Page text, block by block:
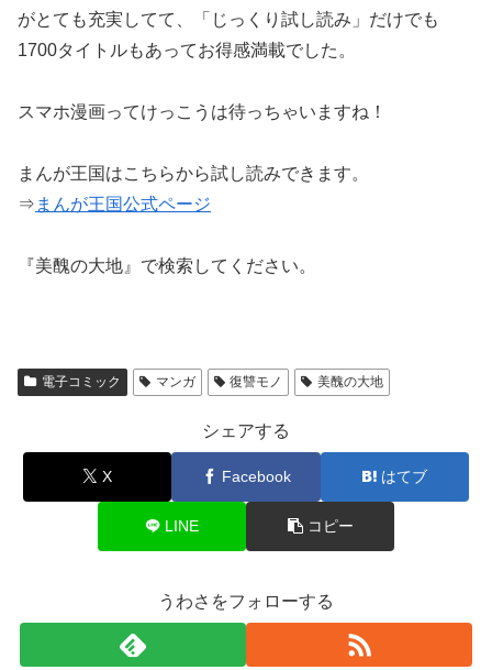
がとても充実してて、「じっくり試し読み」だけでも
1700タイトルもあってお得感満載でした。
スマホ漫画ってけっこうは待っちゃいますね！
まんが王国はこちらから試し読みできます。
⇒ まんが王国公式ページ
『美醜の大地』で検索してください。
電子コミック マンガ 復讐モノ 美醜の大地
シェアする
X Facebook はてブ
LINE コピー
うわさをフォローする